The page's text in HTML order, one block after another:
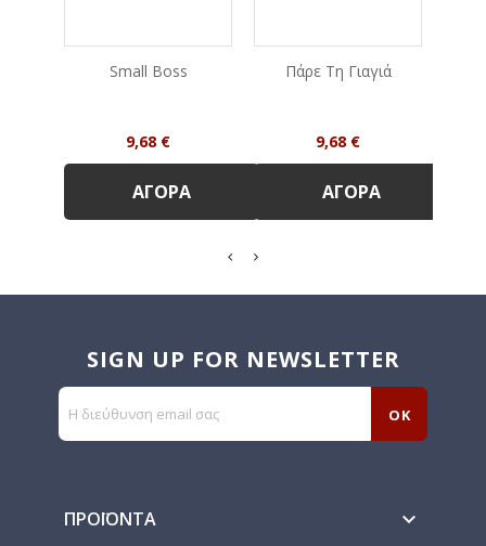
Small Boss
Τιμή
9,68 €
ΑΓΟΡΆ
Πάρε Τη Γιαγιά
Τιμή
9,68 €
ΑΓΟΡΆ
SIGN UP FOR NEWSLETTER
ΠΡΟΪΌΝΤΑ 